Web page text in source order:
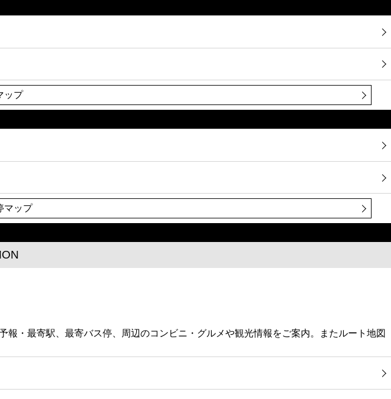
ップ
マップ
・最寄駅、最寄バス停、周辺のコンビニ・グルメや観光情報をご案内。またルート地図